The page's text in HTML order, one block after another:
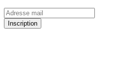
Inscription